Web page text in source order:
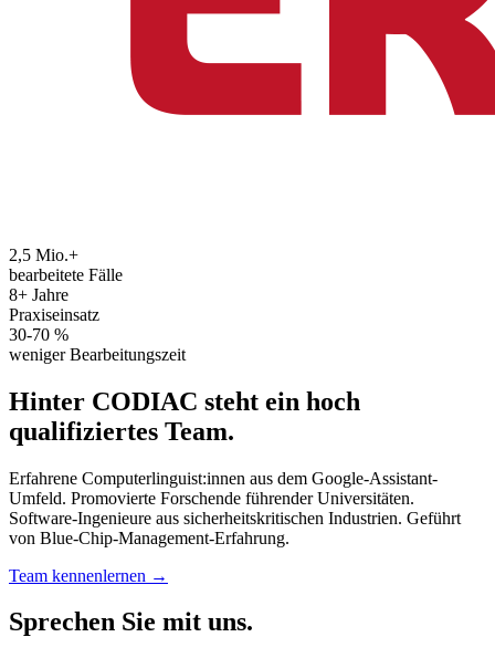
2,5 Mio.+
bearbeitete Fälle
8+ Jahre
Praxiseinsatz
30-70 %
weniger Bearbeitungszeit
Hinter CODIAC steht ein hoch
qualifiziertes Team.
Erfahrene Computerlinguist:innen aus dem Google-Assistant-
Umfeld. Promovierte Forschende führender Universitäten.
Software-Ingenieure aus sicherheitskritischen Industrien. Geführt
von Blue-Chip-Management-Erfahrung.
Team kennenlernen →
Sprechen Sie mit uns.